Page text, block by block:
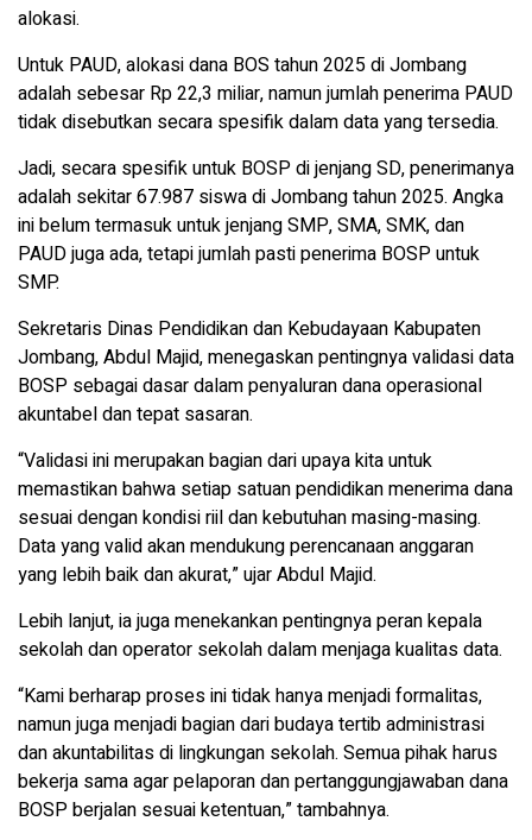
alokasi.
Untuk PAUD, alokasi dana BOS tahun 2025 di Jombang
adalah sebesar Rp 22,3 miliar, namun jumlah penerima PAUD
tidak disebutkan secara spesifik dalam data yang tersedia.
Jadi, secara spesifik untuk BOSP di jenjang SD, penerimanya
adalah sekitar 67.987 siswa di Jombang tahun 2025. Angka
ini belum termasuk untuk jenjang SMP, SMA, SMK, dan
PAUD juga ada, tetapi jumlah pasti penerima BOSP untuk
SMP.
Sekretaris Dinas Pendidikan dan Kebudayaan Kabupaten
Jombang, Abdul Majid, menegaskan pentingnya validasi data
BOSP sebagai dasar dalam penyaluran dana operasional
akuntabel dan tepat sasaran.
“Validasi ini merupakan bagian dari upaya kita untuk
memastikan bahwa setiap satuan pendidikan menerima dana
sesuai dengan kondisi riil dan kebutuhan masing-masing.
Data yang valid akan mendukung perencanaan anggaran
yang lebih baik dan akurat,” ujar Abdul Majid.
Lebih lanjut, ia juga menekankan pentingnya peran kepala
sekolah dan operator sekolah dalam menjaga kualitas data.
“Kami berharap proses ini tidak hanya menjadi formalitas,
namun juga menjadi bagian dari budaya tertib administrasi
dan akuntabilitas di lingkungan sekolah. Semua pihak harus
bekerja sama agar pelaporan dan pertanggungjawaban dana
BOSP berjalan sesuai ketentuan,” tambahnya.